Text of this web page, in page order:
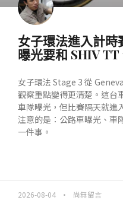
女子環法進入計時
曝光要和 SHIV TT
女子環法 Stage 3 從
觀察重點變得更清楚。這台
車隊曝光，但比賽隔天就進
注意的是：公路車曝光、車
一件事。
2026-08-04 尚無留言